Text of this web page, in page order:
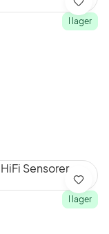
I lager
Spara
I lager
Spara